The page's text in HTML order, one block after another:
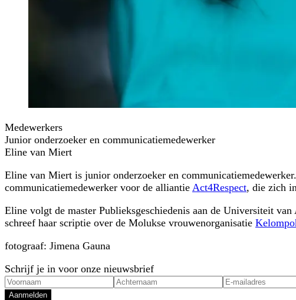
Medewerkers
Junior onderzoeker en communicatiemedewerker
Eline van Miert
Eline van Miert is junior onderzoeker en
communicatiemedewerker voor de alliantie Act4Respect, die zich
Eline volgt de master Publieksgeschiedenis aan de Universiteit
schreef haar scriptie over de Molukse vrouwenorganisatie
fotograaf: Jimena Gauna
Schrijf je in voor onze nieuwsbrief
Aanmelden